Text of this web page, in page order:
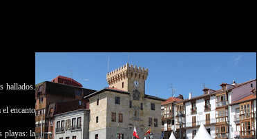
hallados.
encanto
playas: la